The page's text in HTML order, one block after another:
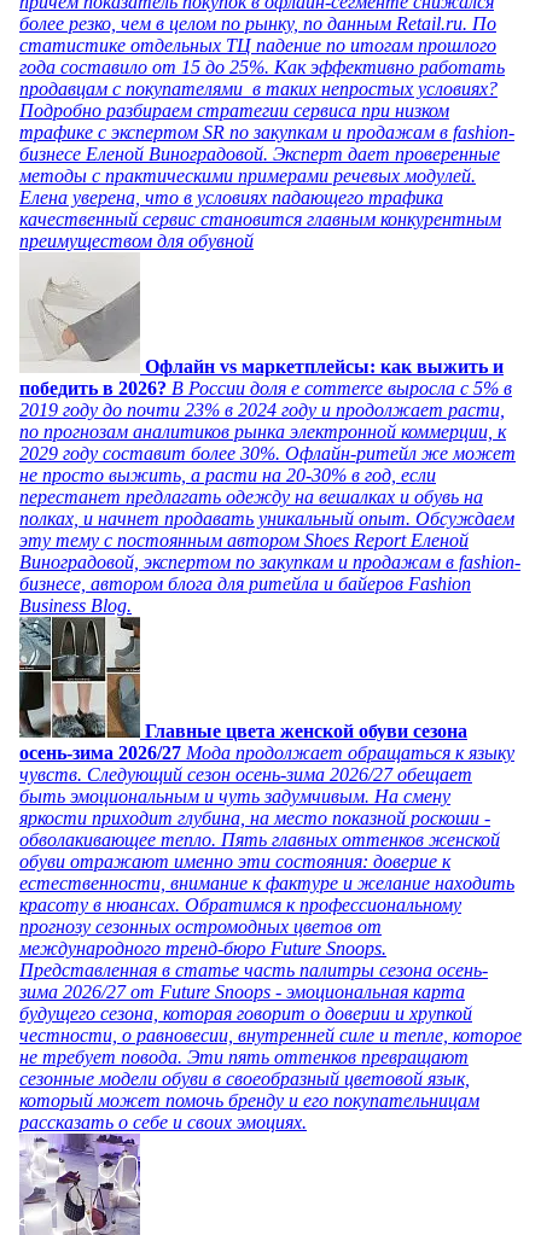
более резко, чем в целом по рынку, по данным Retail.ru. По
статистике отдельных ТЦ падение по итогам прошлого
года составило от 15 до 25%. Как эффективно работать
продавцам с покупателями в таких непростых условиях?
Подробно разбираем стратегии сервиса при низком
трафике с экспертом SR по закупкам и продажам в fashion-
бизнесе Еленой Виноградовой. Эксперт дает проверенные
методы с практическими примерами речевых модулей.
Елена уверена, что в условиях падающего трафика
качественный сервис становится главным конкурентным
преимуществом для обувной
Офлайн vs маркетплейсы: как выжить и
победить в 2026? В России доля e commerce выросла с 5% в
2019 году до почти 23% в 2024 году и продолжает расти,
по прогнозам аналитиков рынка электронной коммерции, к
2029 году составит более 30%. Офлайн-ритейл же может
не просто выжить, а расти на 20-30% в год, если
перестанет предлагать одежду на вешалках и обувь на
полках, и начнет продавать уникальный опыт. Обсуждаем
эту тему с постоянным автором Shoes Report Еленой
Виноградовой, экспертом по закупкам и продажам в fashion-
бизнесе, автором блога для ритейла и байеров Fashion
Business Blog.
Главные цвета женской обуви сезона
осень-зима 2026/27 Мода продолжает обращаться к языку
чувств. Следующий сезон осень-зима 2026/27 обещает
быть эмоциональным и чуть задумчивым. На смену
яркости приходит глубина, на место показной роскоши -
обволакивающее тепло. Пять главных оттенков женской
обуви отражают именно эти состояния: доверие к
естественности, внимание к фактуре и желание находить
красоту в нюансах. Обратимся к профессиональному
прогнозу сезонных остромодных цветов от
международного тренд-бюро Future Snoops.
Представленная в статье часть палитры сезона осень-
зима 2026/27 от Future Snoops - эмоциональная карта
будущего сезона, которая говорит о доверии и хрупкой
честности, о равновесии, внутренней силе и тепле, которое
не требует повода. Эти пять оттенков превращают
сезонные модели обуви в своеобразный цветовой язык,
который может помочь бренду и его покупательницам
рассказать о себе и своих эмоциях.